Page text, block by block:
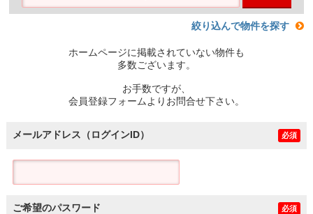
絞り込んで物件を探す
ホームページに掲載されていない物件も
多数ございます。
お手数ですが、
会員登録フォームよりお問合せ下さい。
メールアドレス（ログインID） 必須
ご希望のパスワード 必須